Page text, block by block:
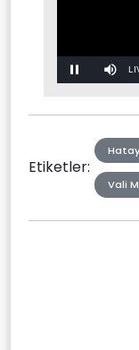
Pause Mute
Etiketler:
Hatay
Vali